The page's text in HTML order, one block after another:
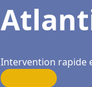
Intervention rapide